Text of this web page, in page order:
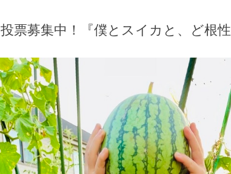
投票募集中！『僕とスイカと、ど根